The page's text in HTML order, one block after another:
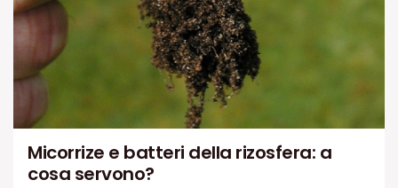
Micorrize e batteri della rizosfera: a
cosa servono?